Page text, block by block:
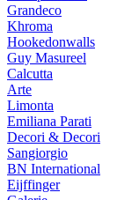
Grandeco
Khroma
Hookedonwalls
Guy Masureel
Calcutta
Arte
Limonta
Emiliana Parati
Decori & Decori
Sangiorgio
BN International
Eijffinger